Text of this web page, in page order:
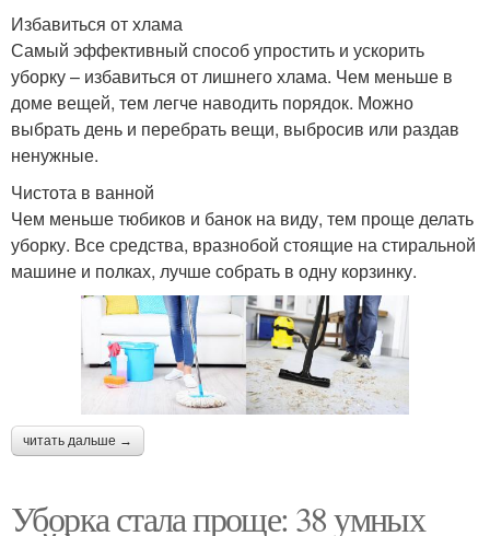
Избавиться от хлама
Самый эффективный способ упростить и ускорить
уборку – избавиться от лишнего хлама. Чем меньше в
доме вещей, тем легче наводить порядок. Можно
выбрать день и перебрать вещи, выбросив или раздав
ненужные.
Чистота в ванной
Чем меньше тюбиков и банок на виду, тем проще делать
уборку. Все средства, вразнобой стоящие на стиральной
машине и полках, лучше собрать в одну корзинку.
читать дальше →
Уборка стала проще: 38 умных